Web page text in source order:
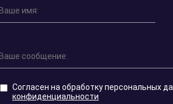
Согласен на обработку персональных
конфиденциальности